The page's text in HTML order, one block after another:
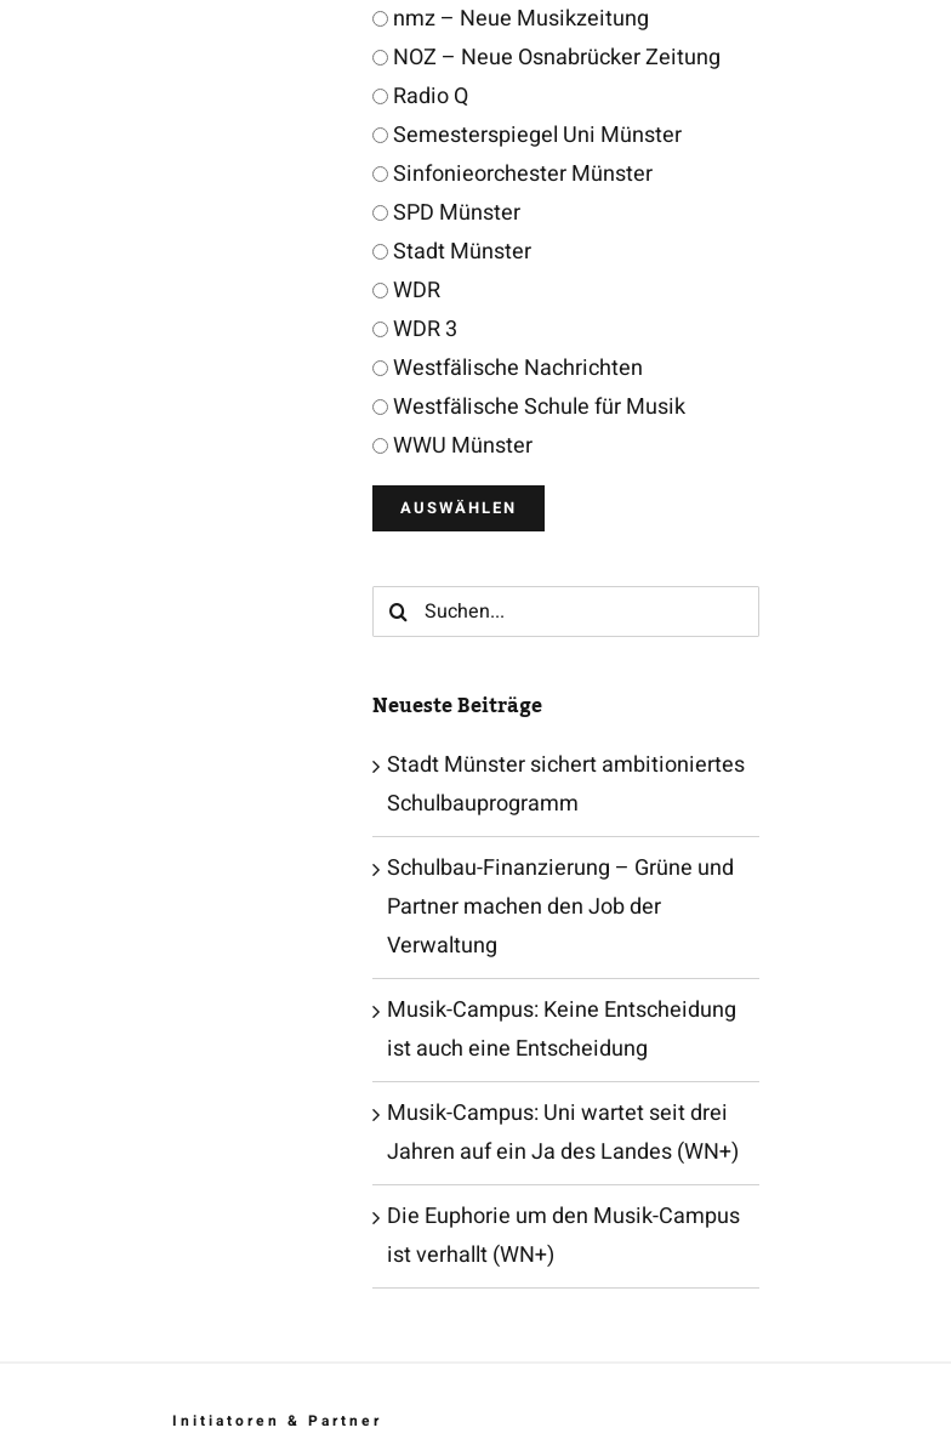
nmz – Neue Musikzeitung
NOZ – Neue Osnabrücker Zeitung
Radio Q
Semesterspiegel Uni Münster
Sinfonieorchester Münster
SPD Münster
Stadt Münster
WDR
WDR 3
Westfälische Nachrichten
Westfälische Schule für Musik
WWU Münster
Suche
nach:
Neueste Beiträge
Stadt Münster sichert ambitioniertes
Schulbauprogramm
Schulbau-Finanzierung – Grüne und
Partner machen den Job der
Verwaltung
Musik-Campus: Keine Entscheidung
ist auch eine Entscheidung
Musik-Campus: Uni wartet seit drei
Jahren auf ein Ja des Landes (WN+)
Die Euphorie um den Musik-Campus
ist verhallt (WN+)
Initiatoren & Partner